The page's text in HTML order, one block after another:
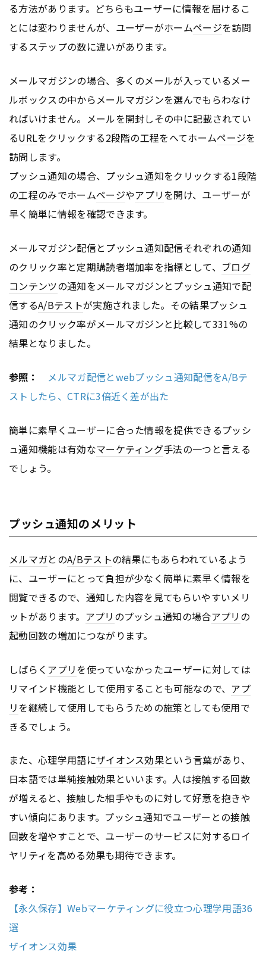
る方法があります。どちらもユーザーに情報を届けるこ
とには変わりませんが、ユーザーがホームページを訪問
するステップの数に違いがあります。
メールマガジンの場合、多くのメールが入っているメー
ルボックスの中からメールマガジンを選んでもらわなけ
ればいけません。メールを開封しその中に記載されてい
るURLをクリックする2段階の工程をへてホームページを
訪問します。
プッシュ通知の場合、プッシュ通知をクリックする1段階
の工程のみでホームページやアプリを開け、ユーザーが
早く簡単に情報を確認できます。
メールマガジン配信とプッシュ通知配信それぞれの通知
のクリック率と定期購読者増加率を指標として、 ブログ
コンテンツの通知をメールマガジンとプッシュ通知で配
信するA/Bテストが実施されました。その結果プッシュ
通知のクリック率がメールマガジンと比較して331%の
結果となりました。
参照：
メルマガ配信とwebプッシュ通知配信をA/Bテ
ストしたら、CTRに3倍近く差が出た
簡単に素早くユーザーに合った情報を提供できるプッシ
ュ通知機能は有効なマーケティング手法の一つと言える
でしょう。
プッシュ通知のメリット
メルマガとのA/Bテストの結果にもあらわれているよう
に、ユーザーにとって負担が少なく簡単に素早く情報を
閲覧できるので、通知した内容を見てもらいやすいメリ
ットがあります。 アプリ のプッシュ通知の場合アプリ の
起動回数の増加につながります。
しばらく アプリを使っていなかったユーザーに対しては
リマインド機能として使用することも可能なので、 アプ
リを継続して使用してもらうための施策としても使用で
きるでしょう。
また、心理学用語にザイオンス効果という言葉があり、
日本語では単純接触効果といいます。人は接触する回数
が増えると、接触した相手やものに対して好意を抱きや
すい傾向にあります。プッシュ通知でユーザーとの接触
回数を増やすことで、ユーザーのサービスに対するロイ
ヤリティを高める効果も期待できます。
参考：
【永久保存】Webマーケティングに役立つ心理学用語36
選
ザイオンス効果